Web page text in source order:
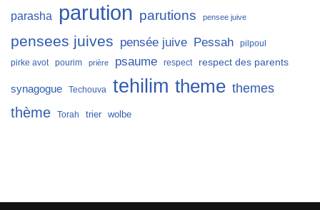
parasha parution parutions pensee juive
pensees juives pensée juive Pessah
pilpoul
pirke avot
pourim prière psaume respect respect des parents
synagogue Techouva tehilim theme themes
thème Torah trier wolbe